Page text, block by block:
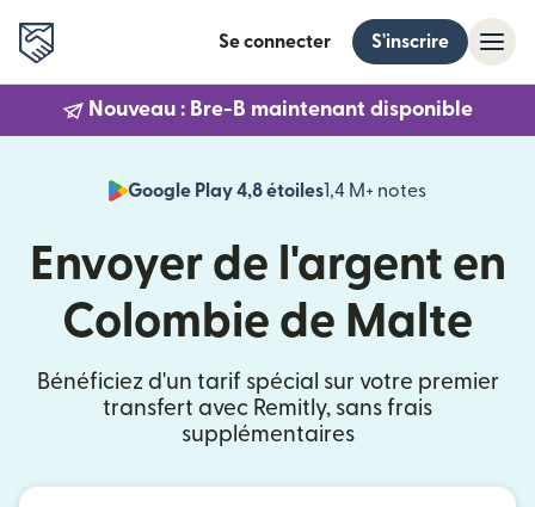
Se connecter S'inscrire
Nouveau : Bre-B maintenant disponible
Google Play 4,8 étoiles1,4 M+ notes
Envoyer de l'argent en
Colombie de Malte
Bénéficiez d'un tarif spécial sur votre premier
transfert avec Remitly, sans frais
supplémentaires